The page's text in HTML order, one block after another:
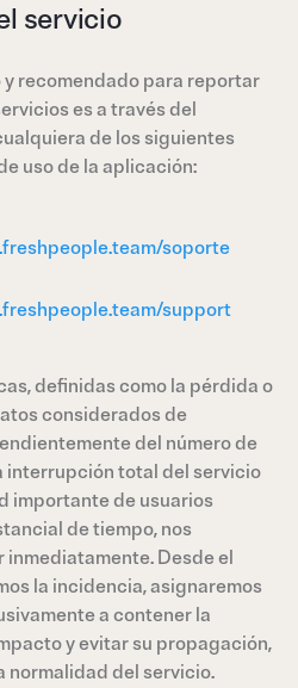
servicio
y recomendado para reportar
es a través del
de los siguientes
uso de la aplicación:
soporte
support
definidas como la pérdida o
considerados de
del número de
interrupción total del servicio
importante de usuarios
de tiempo, nos
Desde el
la incidencia, asignaremos
a contener la
y evitar su propagación,
normalidad del servicio.